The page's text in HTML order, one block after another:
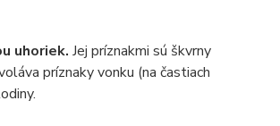
uhoriek. Jej príznakmi sú škvrny
príznaky vonku (na častiach